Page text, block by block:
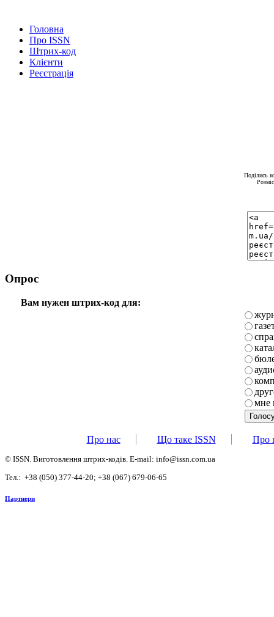
Головна
Про ISSN
Штрих-код
Клієнти
Реєстрація
Поділись
Опрос
Вам нужен штрих-код для:
мне
Про нас Що таке ISSN Про
© ISSN. Виготовлення штрих-кодів. E-mail: info@issn.com.ua
Тел.: +38 (050) 377-44-20; +38 (067) 679-06-65
Партнери